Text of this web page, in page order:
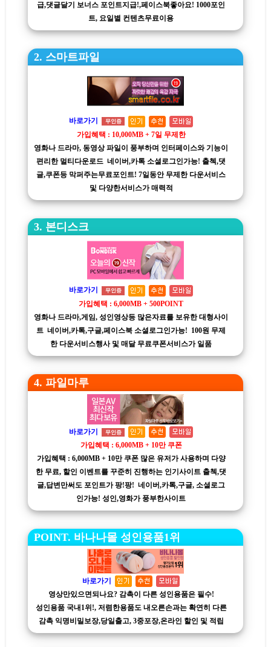
급,댓글달기 보너스 포인트지급!,페이스북좋아요! 1000포인
트, 요일별 컨텐츠무료이용
2. 스마트파일
바로가기 무인증
가입혜택 : 10,000MB + 7일 무제한
영화나 드라마, 동영상 파일이 풍부하며 인터페이스와 기능이
편리한 멀티다운로드 네이버,카톡 소셜로그인가능! 출첵,댓
글,쿠폰등 막퍼주는무료포인트! 7일동안 무제한 다운서비스
및 다양한서비스가 매력적
3. 본디스크
바로가기 무인증
가입혜택 : 6,000MB + 500POINT
영화나 드라마,게임, 성인영상등 많은자료를 보유한 대형사이
트 네이버,카톡,구글,페이스북 소셜로그인가능! 100원 무제
한 다운서비스행사 및 매달 무료쿠폰서비스가 일품
4. 파일마루
바로가기 무인증
가입혜택 : 6,000MB + 10만 쿠폰
가입혜택 : 6,000MB + 10만 쿠폰 많은 유저가 사용하며 다양
한 무료, 할인 이벤트를 꾸준히 진행하는 인기사이트 출첵,댓
글,답변만써도 포인트가 팡!팡! 네이버,카톡,구글, 소셜로그
인가능! 성인,영화가 풍부한사이트
POINT. 바나나몰 성인용품1위
바로가기
영상만있으면되나요? 감촉이 다른 성인용품은 필수!
성인용품 국내1위!, 저렴한용품도 내오른손과는 확연히 다른
감촉 익명비밀보장,당일출고, 3중포장,온라인 할인 및 적립